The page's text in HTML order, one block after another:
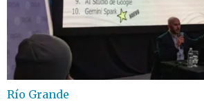
Río Grande